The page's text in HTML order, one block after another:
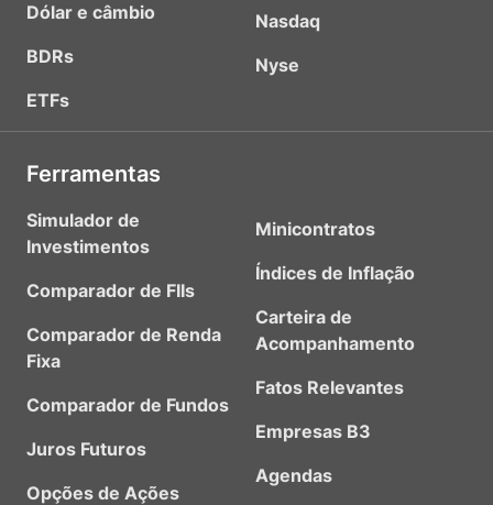
Dólar e câmbio
BDRs
ETFs
Nasdaq
Nyse
Ferramentas
Simulador de
Investimentos
Comparador de FIIs
Comparador de Renda
Fixa
Comparador de Fundos
Juros Futuros
Opções de Ações
Minicontratos
Índices de Inflação
Carteira de
Acompanhamento
Fatos Relevantes
Empresas B3
Agendas